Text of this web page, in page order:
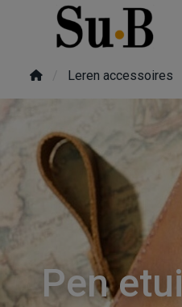
Leren accessoires
Pen etui